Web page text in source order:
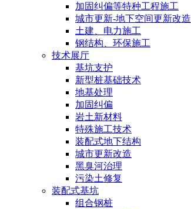
加固纠偏等特种工程施工
城市更新-地下空间更新改造
土建、电力施工
钢结构、环保施工
技术展厅
基坑支护
新型桩基础技术
地基处理
加固纠偏
岩土新材料
特殊施工技术
装配式地下结构
城市更新改造
黑臭河治理
污染土修复
装配式基坑
组合钢桩